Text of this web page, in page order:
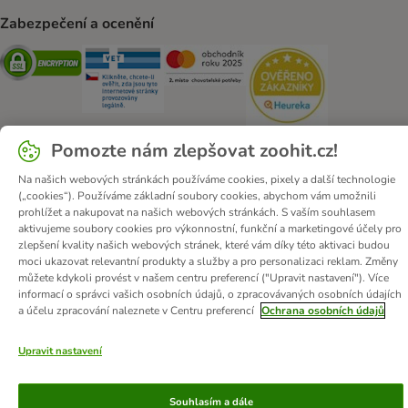
Zabezpečení a ocenění
Security Security Security
O zoohit Kariéra Firemní webové stránky
Impressum
Všeobecné obchodní podmínky
Zde odstoupit od smlouvy
Zákon o digitálních službách
Likvidace baterií
Kontakt
Poštovné a dodací termín
Způsoby platby
Partnerský program
Ochrana osobních údajů
Ochrana osobních údajů
Prohlášení o přístupnosti
© zooplus SE2026
Pomozte nám zlepšovat zoohit.cz!
Na našich webových stránkách používáme cookies, pixely a další technologie
(„cookies“). Používáme základní soubory cookies, abychom vám umožnili
prohlížet a nakupovat na našich webových stránkách. S vaším souhlasem
aktivujeme soubory cookies pro výkonnostní, funkční a marketingové účely pro
zlepšení kvality našich webových stránek, které vám díky této aktivaci budou
moci ukazovat relevantní produkty a služby a pro personalizaci reklam. Změny
můžete kdykoli provést v našem centru preferencí ("Upravit nastavení"). Více
informací o správci vašich osobních údajů, o zpracovávaných osobních údajích
a účelu zpracování naleznete v Centru preferencí Ochrana osobních údajů
Upravit nastavení
Souhlasím a dále